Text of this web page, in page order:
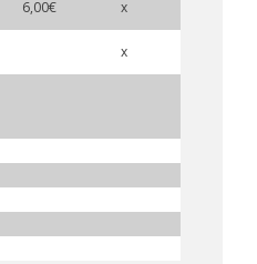
6,00€
x
x